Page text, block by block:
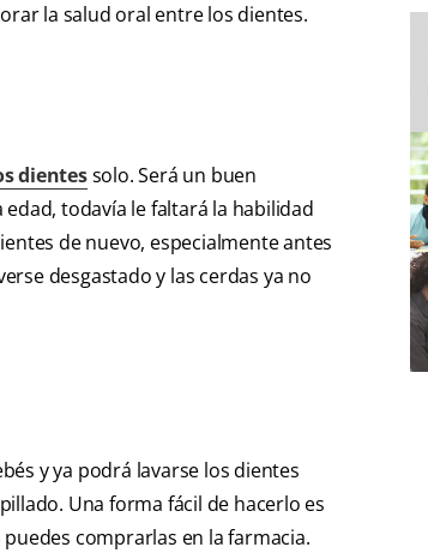
la salud oral entre los dientes.
dientessolo. Será un buen
todavía le faltará la habilidad
de nuevo, especialmente antes
desgastado y las cerdas ya no
y ya podrá lavarse los dientes
Una forma fácil de hacerlo es
comprarlas en la farmacia.